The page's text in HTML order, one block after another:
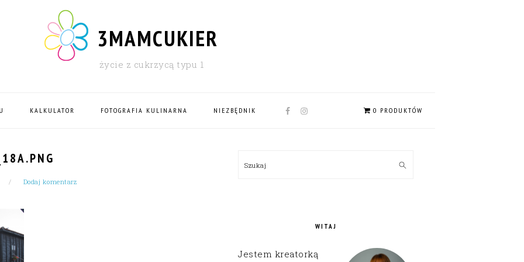
3MAMCUKIER
życie z cukrzycą typu 1
KALKULATOR FOTOGRAFIA KULINARNA NIEZBĘDNIK
NAV
0 PRODUKTÓW
Dodaj komentarz
SIDEBAR
Szukaj
WITAJ
Jestem kreatorką